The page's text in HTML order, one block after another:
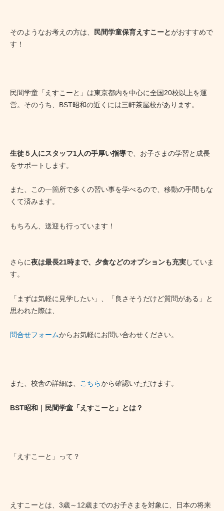
そのようなお考えの方は、 民間学童保育えすこーとがおすすめで
す！
民間学童「えすこーと」は東京都内を中心に全国20校以上を運
営。そのうち、BST昭和の近くには三軒茶屋校があります。
生徒５人にスタッフ1人の手厚い指導で、お子さまの学習と成長
をサポートします。
また、この一箇所で多くの習い事を学べるので、移動の手間もな
くて済みます。
もちろん、送迎も行っています！
さらに夜は最長21時まで、夕食などのオプションも充実していま
す。
「まずは気軽に見学したい」、「良さそうだけど質問がある」と
思われた際は、
問合せフォームからお気軽にお問い合わせください。
また、校舎の詳細は、 こちらから確認いただけます。
BST昭和｜民間学童「えすこーと」とは？
「えすこーと」って？
えすこーとは、3歳～12歳までのお子さまを対象に、日本の将来